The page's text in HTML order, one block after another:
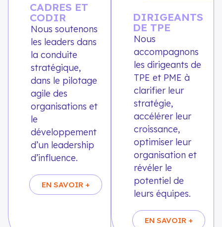
CADRES ET
CODIR
Nous soutenons
les leaders dans
la conduite
stratégique,
dans le pilotage
agile des
organisations et
le
développement
d’un leadership
d’influence.
EN SAVOIR +
DIRIGEANTS
DE TPE
Nous
accompagnons
les dirigeants de
TPE et PME à
clarifier leur
stratégie,
accélérer leur
croissance,
optimiser leur
organisation et
révéler le
potentiel de
leurs équipes.
EN SAVOIR +